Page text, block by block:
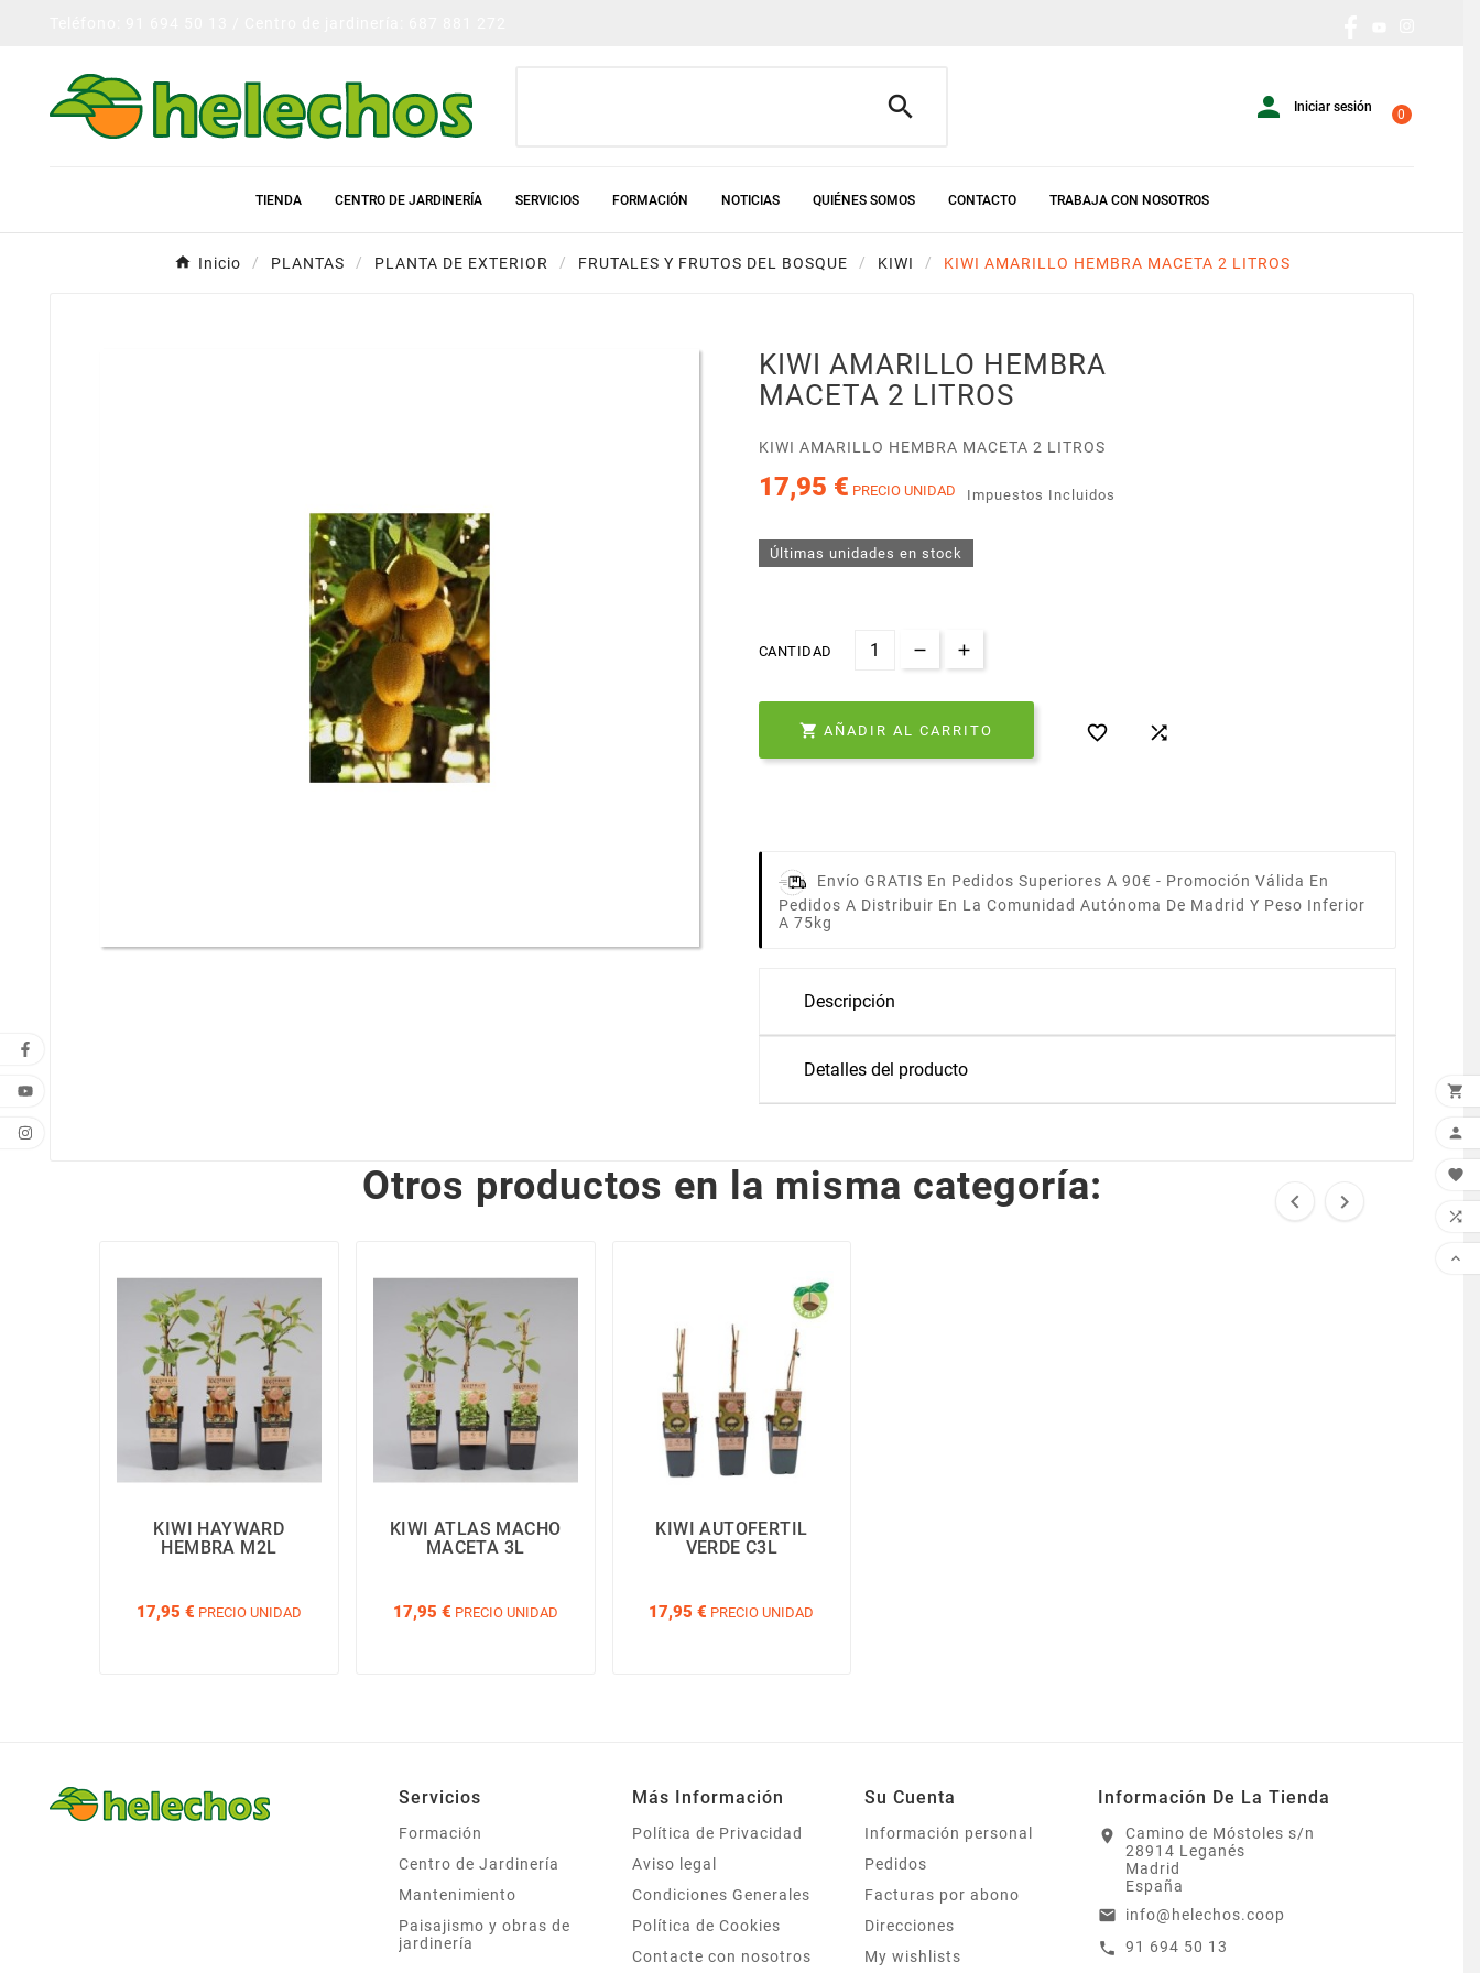
  Iniciar sesión 0
TIENDA CENTRO DE JARDINERÍA SERVICIOS FORMACIÓN NOTICIAS QUIÉNES SOMOS CONTACTO TRABAJA CON NOSOTROS
Inicio PLANTAS PLANTA DE EXTERIOR FRUTALES Y FRUTOS DEL BOSQUE KIWI KIWI AMARILLO HEMBRA MACETA 2 LITROS
KIWI AMARILLO HEMBRA
MACETA 2 LITROS
KIWI AMARILLO HEMBRA MACETA 2 LITROS
17,95 € PRECIO UNIDAD Impuestos Incluidos
Últimas unidades en stock
CANTIDAD
 AÑADIR AL CARRITO  
Envío GRATIS En Pedidos Superiores A 90€ - Promoción Válida En
Pedidos A Distribuir En La Comunidad Autónoma De Madrid Y Peso Inferior
A 75kg
Descripción
Detalles del producto
Otros productos en la misma categoría:  
KIWI HAYWARD
HEMBRA M2L
17,95 € PRECIO UNIDAD
KIWI ATLAS MACHO
MACETA 3L
17,95 € PRECIO UNIDAD
KIWI AUTOFERTIL
VERDE C3L
17,95 € PRECIO UNIDAD
Servicios
Formación
Centro de Jardinería
Mantenimiento
Paisajismo y obras de
jardinería
Más Información
Política de Privacidad
Aviso legal
Condiciones Generales
Política de Cookies
Contacte con nosotros
Su Cuenta
Información personal
Pedidos
Facturas por abono
Direcciones
My wishlists
Información De La Tienda
location_on
Camino de Móstoles s/n
28914 Leganés
Madrid
España
email info@helechos.coop
call 91 694 50 13




